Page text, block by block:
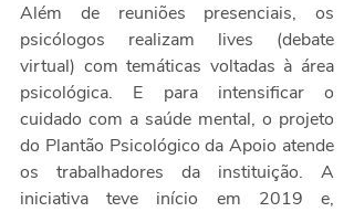
Além de reuniões presenciais, os
psicólogos realizam lives (debate
virtual) com temáticas voltadas à área
psicológica. E para intensificar o
cuidado com a saúde mental, o projeto
do Plantão Psicológico da Apoio atende
os trabalhadores da instituição. A
iniciativa teve início em 2019 e,